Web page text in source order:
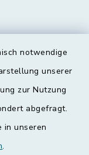
notwendige
unserer
zur Nutzung
abgefragt.
in unseren
.